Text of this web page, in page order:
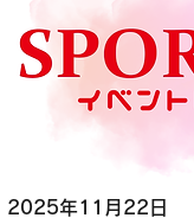
2025年11月22日